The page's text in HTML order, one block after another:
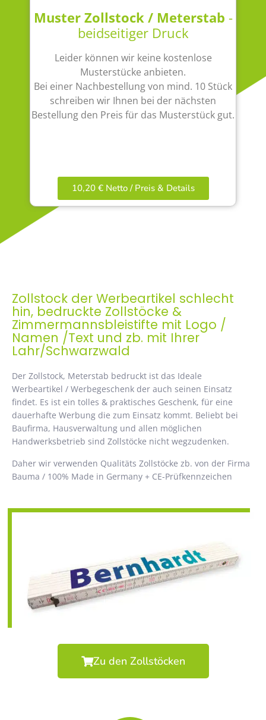
Muster Zollstock / Meterstab -
beidseitiger Druck
Leider können wir keine kostenlose
Musterstücke anbieten.
Bei einer Nachbestellung von mind. 10 Stück
schreiben wir Ihnen bei der nächsten
Bestellung den Preis für das Musterstück gut.
10,20 € Netto / Preis & Details
Zollstock der Werbeartikel schlecht
hin, bedruckte Zollstöcke &
Zimmermannsbleistifte mit Logo /
Namen /Text und zb. mit Ihrer
Lahr/Schwarzwald
Der Zollstock, Meterstab bedruckt ist das Ideale
Werbeartikel / Werbegeschenk der auch seinen Einsatz
findet. Es ist ein tolles & praktisches Geschenk, für eine
dauerhafte Werbung die zum Einsatz kommt. Beliebt bei
Baufirma, Hausverwaltung und allen möglichen
Handwerksbetrieb sind Zollstöcke nicht wegzudenken.
Daher wir verwenden Qualitäts Zollstöcke zb. von der Firma
Bauma / 100% Made in Germany + CE-Prüfkennzeichen
Zu den Zollstöcken